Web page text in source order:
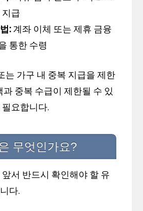
지급
:계좌 이체 또는 제휴 금융
통한 수령
는 가구 내 중복 지급을 제한
과 중복 수급이 제한될 수 있
요합니다.
무엇인가요?
서 반드시 확인해야 할 유
다.